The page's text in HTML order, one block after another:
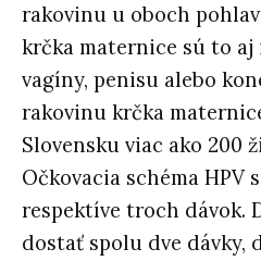
rakovinu u oboch
krčka maternice sú to
vagíny, penisu alebo
rakovinu krčka
Slovensku viac ako 200
Očkovacia schéma HPV
respektíve troch dávok.
dostať spolu dve dávky,